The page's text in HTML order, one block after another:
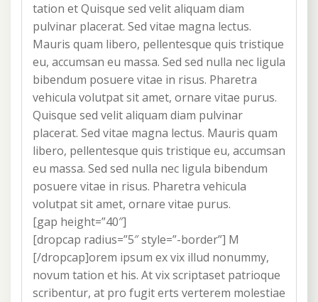
tation et Quisque sed velit aliquam diam
pulvinar placerat. Sed vitae magna lectus.
Mauris quam libero, pellentesque quis tristique
eu, accumsan eu massa. Sed sed nulla nec ligula
bibendum posuere vitae in risus. Pharetra
vehicula volutpat sit amet, ornare vitae purus.
Quisque sed velit aliquam diam pulvinar
placerat. Sed vitae magna lectus. Mauris quam
libero, pellentesque quis tristique eu, accumsan
eu massa. Sed sed nulla nec ligula bibendum
posuere vitae in risus. Pharetra vehicula
volutpat sit amet, ornare vitae purus.
[gap height=”40″]
[dropcap radius=”5″ style=”-border”] M
[/dropcap]orem ipsum ex vix illud nonummy,
novum tation et his. At vix scriptaset patrioque
scribentur, at pro fugit erts verterem molestiae